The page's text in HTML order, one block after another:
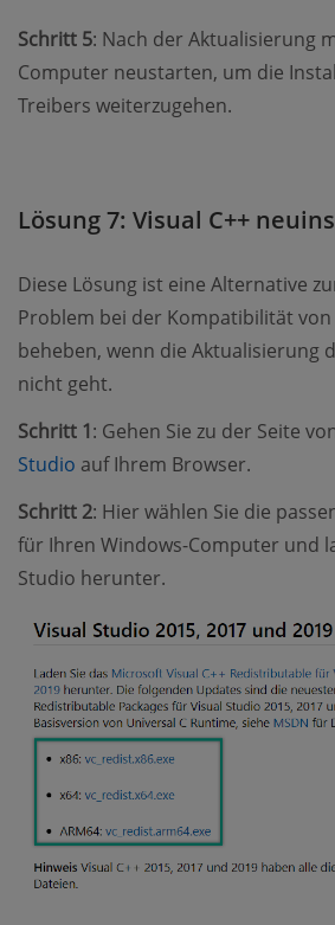
Schritt 5: Nach der Aktualisierung
Computer neustarten, um die
Treibers weiterzugehen.
Lösung 7: Visual C++
Diese Lösung ist eine Alternative
Problem bei der Kompatibilität
beheben, wenn die Aktualisierung
nicht geht.
Schritt 1: Gehen Sie zu der Seite
Studio auf Ihrem Browser.
Schritt 2: Hier wählen Sie die
für Ihren Windows-Computer und
Studio herunter.